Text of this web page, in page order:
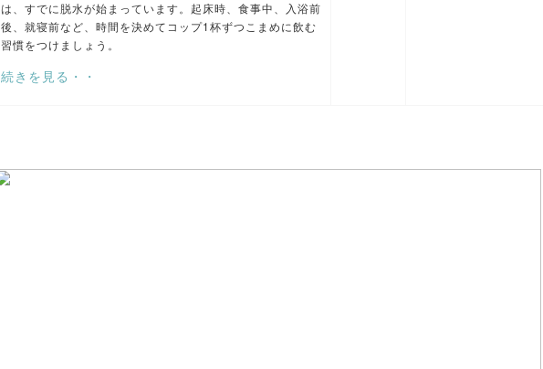
は、すでに脱水が始まっています。起床時、食事中、入浴前
後、就寝前など、時間を決めてコップ1杯ずつこまめに飲む
習慣をつけましょう。
続きを見る・・